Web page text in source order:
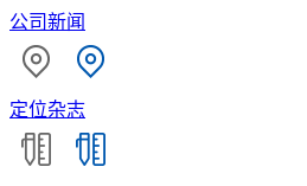
公司新闻
定位杂志